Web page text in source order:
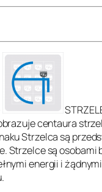
centaura
Strzelca są
Strzelce są osobami
energii i